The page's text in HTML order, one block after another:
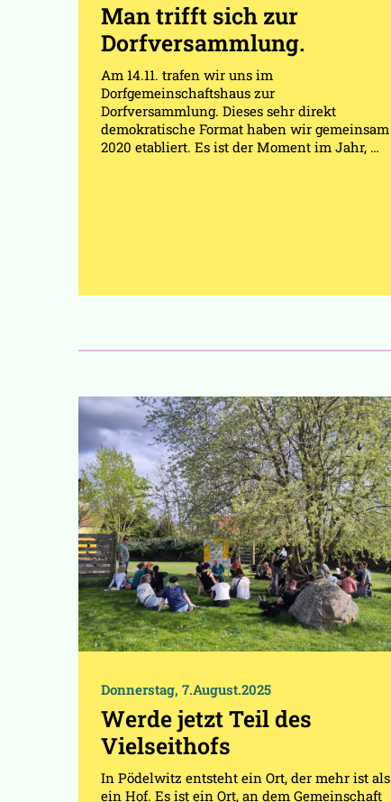
Man trifft sich zur
Dorfversammlung.
Am 14.11. trafen wir uns im
Dorfgemeinschaftshaus zur
Dorfversammlung. Dieses sehr direkt
demokratische Format haben wir gemeinsam
2020 etabliert. Es ist der Moment im Jahr, …
Donnerstag, 7.August.2025
Werde jetzt Teil des
Vielseithofs
In Pödelwitz entsteht ein Ort, der mehr ist als
ein Hof. Es ist ein Ort, an dem Gemeinschaft